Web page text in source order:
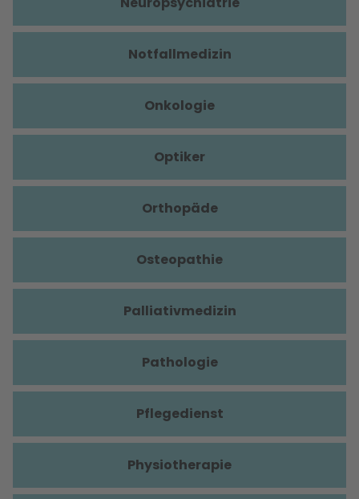
Notfallmedizin
Onkologie
Optiker
Orthopäde
Osteopathie
Palliativmedizin
Pathologie
Pflegedienst
Physiotherapie